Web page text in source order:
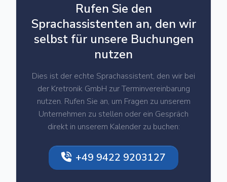
Rufen Sie den
Sprachassistenten an, den wir
selbst für unsere Buchungen
nutzen
Dies ist der echte Sprachassistent, den wir bei
der Kretronik GmbH zur Terminvereinbarung
nutzen. Rufen Sie an, um Fragen zu unserem
Unternehmen zu stellen oder ein Gespräch
direkt in unserem Kalender zu buchen:
+49 9422 9203127